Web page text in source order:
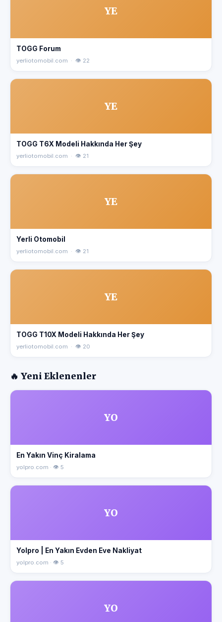
YE
TOGG Forum
yerliotomobil.com · 👁 22
YE
TOGG T6X Modeli Hakkında Her Şey
yerliotomobil.com · 👁 21
YE
Yerli Otomobil
yerliotomobil.com · 👁 21
YE
TOGG T10X Modeli Hakkında Her Şey
yerliotomobil.com · 👁 20
🔥 Yeni Eklenenler
YO
En Yakın Vinç Kiralama
yolpro.com · 👁 5
YO
Yolpro | En Yakın Evden Eve Nakliyat
yolpro.com · 👁 5
YO